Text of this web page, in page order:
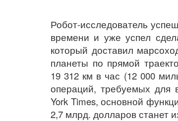
Робот-исследователь
времени и уже успел
который доставил
планеты по прямой
19 312 км в час (12 000
операций, требуемых для
York Times, основной
2,7 млрд. долларов станет